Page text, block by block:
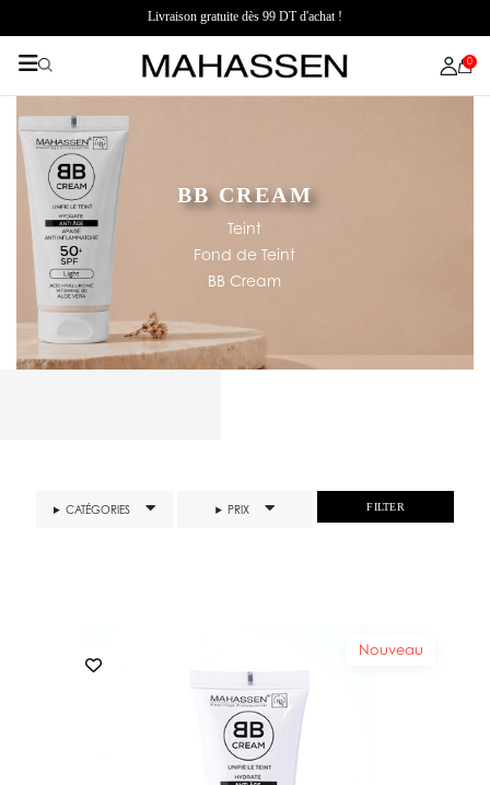
Livraison gratuite dès 99 DT d'achat !
0
BB CREAM
Teint
Fond de Teint
BB Cream
CATÉGORIES PRIX FILTER
Nouveau